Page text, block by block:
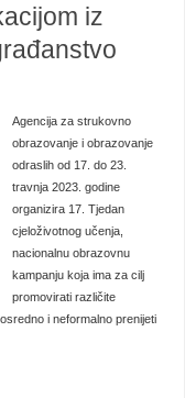
iz
Agencija za strukovno
obrazovanje i obrazovanje
odraslih od 17. do 23.
travnja 2023. godine
organizira 17. Tjedan
cjeloživotnog učenja,
nacionalnu obrazovnu
kampanju koja ima za cilj
promovirati različite
i neformalno prenijeti